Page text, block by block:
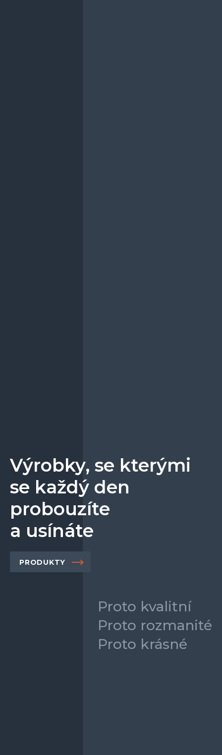
Výrobky, se kterými
se každý den
probouzíte
a usínáte
PRODUKTY
Proto kvalitní
Proto rozmanité
Proto krásné